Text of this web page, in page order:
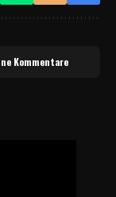
Kommentare